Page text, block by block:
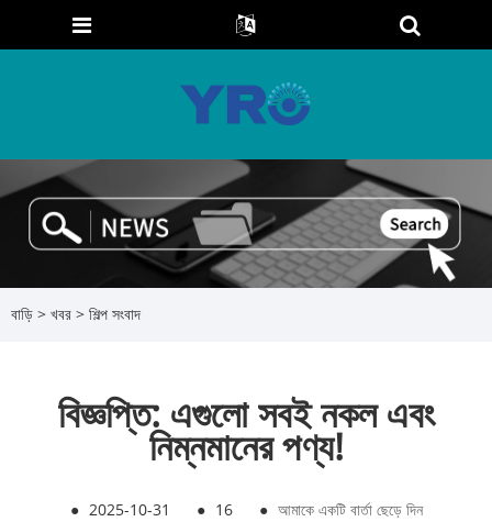
বাড়ি > খবর > শিল্প সংবাদ
বিজ্ঞপ্তি: এগুলো সবই নকল এবং
নিম্নমানের পণ্য!
● 2025-10-31 ● 16 ● আমাকে একটি বার্তা ছেড়ে দিন